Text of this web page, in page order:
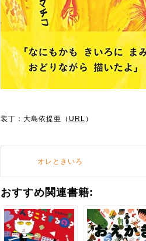
装丁：大島依提亜（ URL ）
オレときいろ
おすすめ関連書籍: